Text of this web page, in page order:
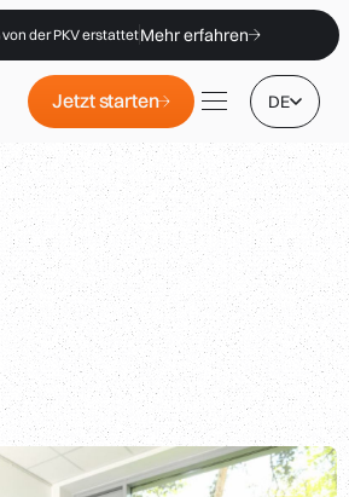
von der PKV erstattetMehr erfahren
Jetzt starten DE
|